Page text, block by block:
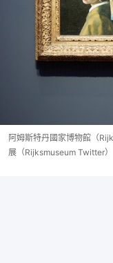
阿姆斯特丹國家博物館（
展（Rijksmuseum Twitter）